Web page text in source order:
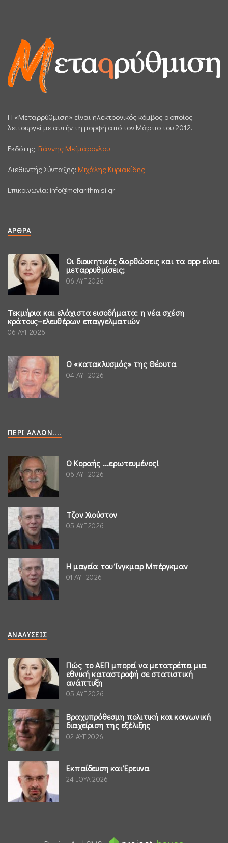
H «Μεταρρύθμιση» είναι ηλεκτρονικός κόμβος ο οποίος
λειτουργεί με αυτήν τη μορφή από τον Μάρτιο του 2012.
Εκδότης: Γιάννης Μεϊμάρογλου
Διεθυντής Σύνταξης: Μιχάλης Κυριακίδης
Επικοινωνία: info@metarithmisi.gr
ΆΡΘΡΑ
Οι διοικητικές διορθώσεις και τα app είναι
μεταρρυθμίσεις;
06 ΑΥΓ 2026
Τεκμήρια και ελάχιστα εισοδήματα: η νέα σχέση
κράτους–ελευθέρων επαγγελματιών
06 ΑΥΓ 2026
Ο «κατακλυσμός» της Θέουτα
04 ΑΥΓ 2026
ΠΕΡΊ ΆΛΛΩΝ....
Ο Κοραής ...ερωτευμένος!
06 ΑΥΓ 2026
Τζον Χιούστον
05 ΑΥΓ 2026
Η μαγεία του Ίνγκμαρ Μπέργκμαν
01 ΑΥΓ 2026
ΑΝΑΛΎΣΕΙΣ
Πώς το ΑΕΠ μπορεί να μετατρέπει μια
εθνική καταστροφή σε στατιστική
ανάπτυξη
05 ΑΥΓ 2026
Βραχυπρόθεσμη πολιτική και κοινωνική
διαχείριση της εξέλιξης
02 ΑΥΓ 2026
Εκπαίδευση και Έρευνα
24 ΙΟΥΛ 2026